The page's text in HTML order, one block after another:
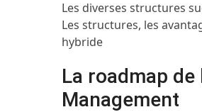
Les diverses structures
Les structures, les
hybride
La roadmap
Management